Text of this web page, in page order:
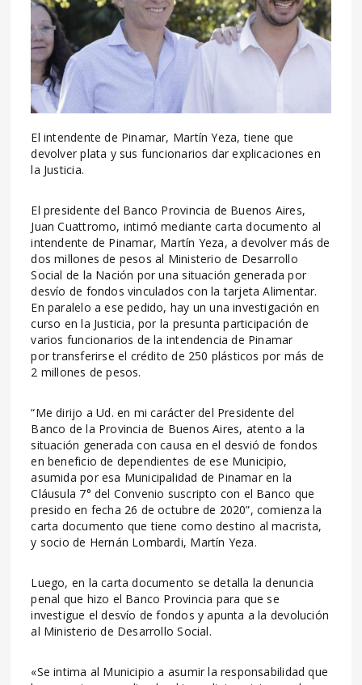
El intendente de Pinamar, Martín Yeza, tiene que
devolver plata y sus funcionarios dar explicaciones en
la Justicia.
El presidente del Banco Provincia de Buenos Aires,
Juan Cuattromo, intimó mediante carta documento al
intendente de Pinamar, Martín Yeza, a devolver más de
dos millones de pesos al Ministerio de Desarrollo
Social de la Nación por una situación generada por
desvío de fondos vinculados con la tarjeta Alimentar.
En paralelo a ese pedido, hay un una investigación en
curso en la Justicia, por la presunta participación de
varios funcionarios de la intendencia de Pinamar
por transferirse el crédito de 250 plásticos por más de
2 millones de pesos.
“Me dirijo a Ud. en mi carácter del Presidente del
Banco de la Provincia de Buenos Aires, atento a la
situación generada con causa en el desvió de fondos
en beneficio de dependientes de ese Municipio,
asumida por esa Municipalidad de Pinamar en la
Cláusula 7° del Convenio suscripto con el Banco que
presido en fecha 26 de octubre de 2020”, comienza la
carta documento que tiene como destino al macrista,
y socio de Hernán Lombardi, Martín Yeza.
Luego, en la carta documento se detalla la denuncia
penal que hizo el Banco Provincia para que se
investigue el desvío de fondos y apunta a la devolución
al Ministerio de Desarrollo Social.
«Se intima al Municipio a asumir la responsabilidad que